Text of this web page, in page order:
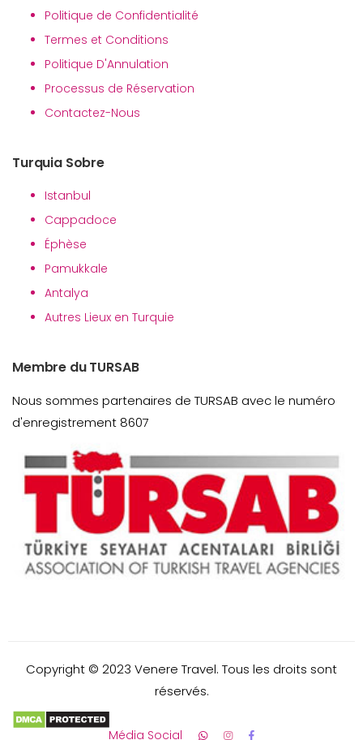
Politique de Confidentialité
Termes et Conditions
Politique D'Annulation
Processus de Réservation
Contactez-Nous
Turquia Sobre
Istanbul
Cappadoce
Éphèse
Pamukkale
Antalya
Autres Lieux en Turquie
Membre du TURSAB
Nous sommes partenaires de TURSAB avec le numéro
d'enregistrement 8607
Copyright © 2023 Venere Travel. Tous les droits sont
réservés.
Média Social